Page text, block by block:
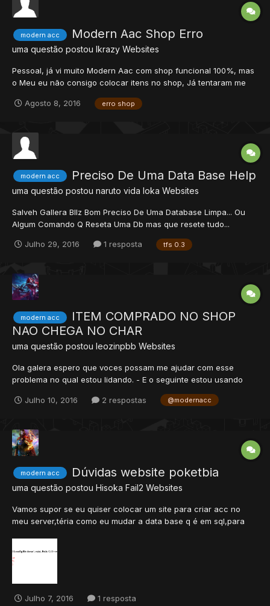
modern acc Modern Aac Shop Erro
uma questão postou lkrazy Websites
Pessoal, já vi muito Modern Aac com shop funcional 100%, mas
o Meu eu não consigo colocar itens no shop, Já tentaram me
esse erro: Alguem poderia me ajudar ? Já tentei mysqli e não da
Agosto 8, 2016 erro shop
modern acc Preciso De Uma Data Base Help
uma questão postou naruto vida loka Websites
Salveh Gallera Bllz Bom Preciso De Uma Database Limpa... Ou
Algum Comando Q Reseta Uma Db mas que resete tudo...
... Rep +
Julho 29, 2016 1 resposta tfs 0.3
modern acc
ITEM COMPRADO NO SHOP
NAO CHEGA NO CHAR
uma questão postou leozinpbb Websites
Ola galera espero que voces possam me ajudar com esse
problema no qual estou lidando. - E o seguinte estou usando
algo no shop o item nao vai para o player. tendo pontos e os ids
Julho 10, 2016 2 respostas @modernacc
modern acc Dúvidas website poketbia
uma questão postou Hisoka Fail2 Websites
Vamos supor se eu quiser colocar um site para criar acc no
meu server,téria como eu mudar a data base q é em sql,para
Obrigado desde de já.
Julho 7, 2016 1 resposta